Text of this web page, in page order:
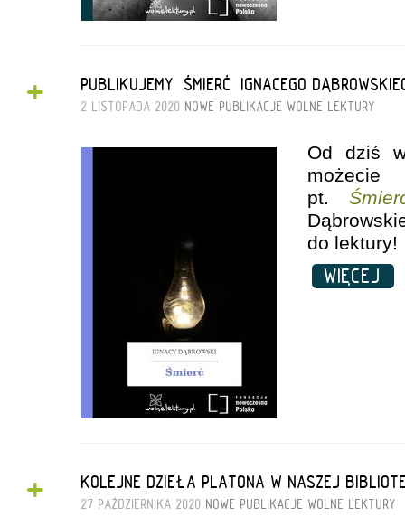
+ PUBLIKUJEMY „ŚMIERĆ” IGNACEGO
2 LISTOPADA 2020 NOWE PUBLIKACJE WOLNE LEKTURY
Od dziś
pt.
do lektury!
WIĘCEJ
+ KOLEJNE DZIEŁA PLATONA W NASZEJ
27 PAŹDZIERNIKA 2020 NOWE PUBLIKACJE WOLNE LEKTURY